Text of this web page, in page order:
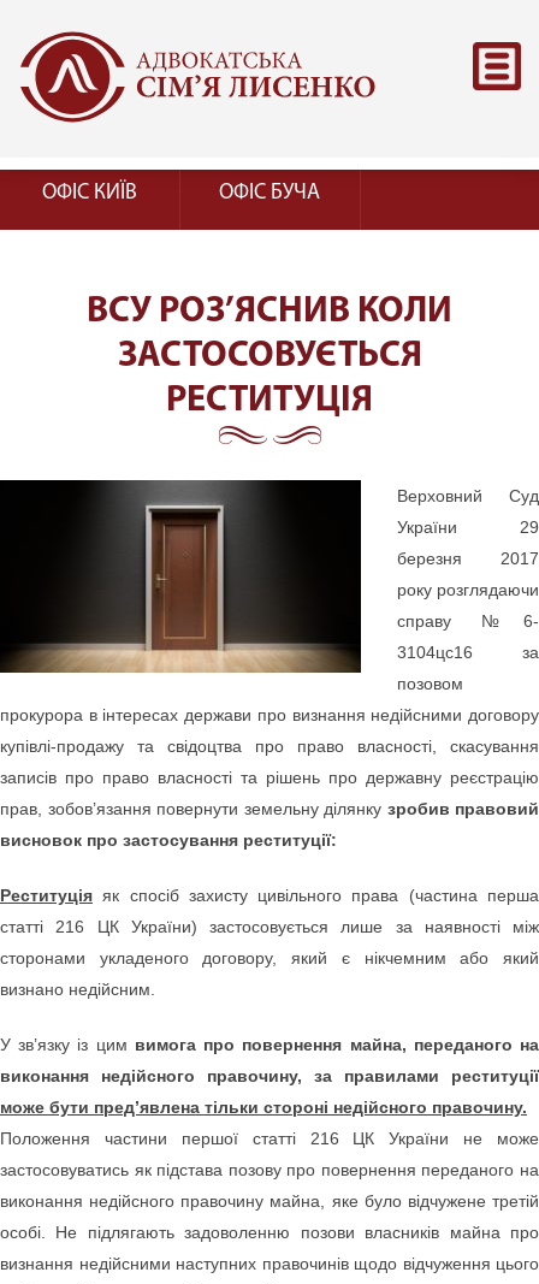
ОФІС КИЇВ ОФІС БУЧА
ВСУ РОЗ’ЯСНИВ КОЛИ
ЗАСТОСОВУЄТЬСЯ
РЕСТИТУЦІЯ
Верховний Суд
України 29
березня 2017
року розглядаючи
справу № 6-
3104цс16 за
позовом
прокурора в інтересах держави про визнання недійсними договору
купівлі-продажу та свідоцтва про право власності, скасування
записів про право власності та рішень про державну реєстрацію
прав, зобов’язання повернути земельну ділянку зробив правовий
висновок про застосування реституції:
Реституція як спосіб захисту цивільного права (частина перша
статті 216 ЦК України) застосовується лише за наявності між
сторонами укладеного договору, який є нікчемним або який
визнано недійсним.
У зв’язку із цим вимога про повернення майна, переданого на
виконання недійсного правочину, за правилами реституції
може бути пред’явлена тільки стороні недійсного правочину.
Положення частини першої статті 216 ЦК України не може
застосовуватись як підстава позову про повернення переданого на
виконання недійсного правочину майна, яке було відчужене третій
особі. Не підлягають задоволенню позови власників майна про
визнання недійсними наступних правочинів щодо відчуження цього